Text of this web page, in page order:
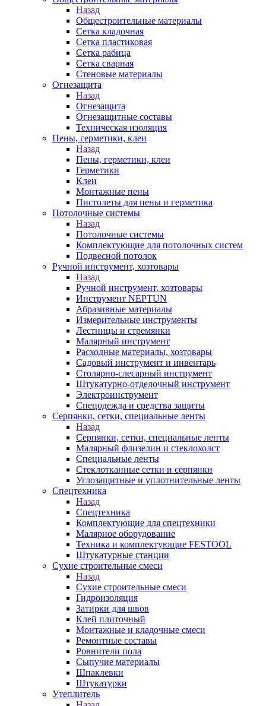
Назад
Общестроительные материалы
Сетка кладочная
Сетка пластиковая
Сетка рабица
Сетка сварная
Стеновые материалы
Огнезащита
Назад
Огнезащита
Огнезащитные составы
Техническая изоляция
Пены, герметики, клеи
Назад
Пены, герметики, клеи
Герметики
Клеи
Монтажные пены
Пистолеты для пены и герметика
Потолочные системы
Назад
Потолочные системы
Комплектующие для потолочных систем
Подвесной потолок
Ручной инструмент, хозтовары
Назад
Ручной инструмент, хозтовары
Инструмент NEPTUN
Абразивные материалы
Измерительные инструменты
Лестницы и стремянки
Малярный инструмент
Расходные материалы, хозтовары
Садовый инструмент и инвентарь
Столярно-слесарный инструмент
Штукатурно-отделочный инструмент
Электроинструмент
Спецодежда и средства защиты
Серпянки, сетки, специальные ленты
Назад
Серпянки, сетки, специальные ленты
Малярный флизелин и стеклохолст
Специальные ленты
Стеклотканные сетки и серпянки
Углозащитные и уплотнительные ленты
Спецтехника
Назад
Спецтехника
Комплектующие для спецтехники
Малярное оборудование
Техника и комплектующие FESTOOL
Штукатурные станции
Сухие строительные смеси
Назад
Сухие строительные смеси
Гидроизоляция
Затирки для швов
Клей плиточный
Монтажные и кладочные смеси
Ремонтные составы
Ровнители пола
Сыпучие материалы
Шпаклевки
Штукатурки
Утеплитель